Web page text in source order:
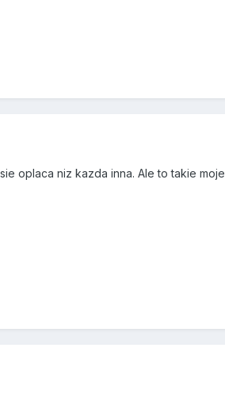
oplaca niz kazda inna. Ale to takie moje